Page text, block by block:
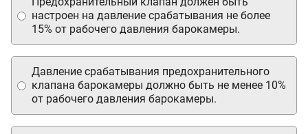
настроен на давление срабатывания не более
15% от рабочего давления барокамеры.
Давление срабатывания предохранительного
клапана барокамеры должно быть не менее 10%
от рабочего давления барокамеры.